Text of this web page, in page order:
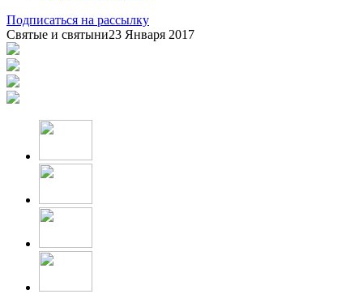
Подписаться на рассылку
Святые и святыни23 Января 2017